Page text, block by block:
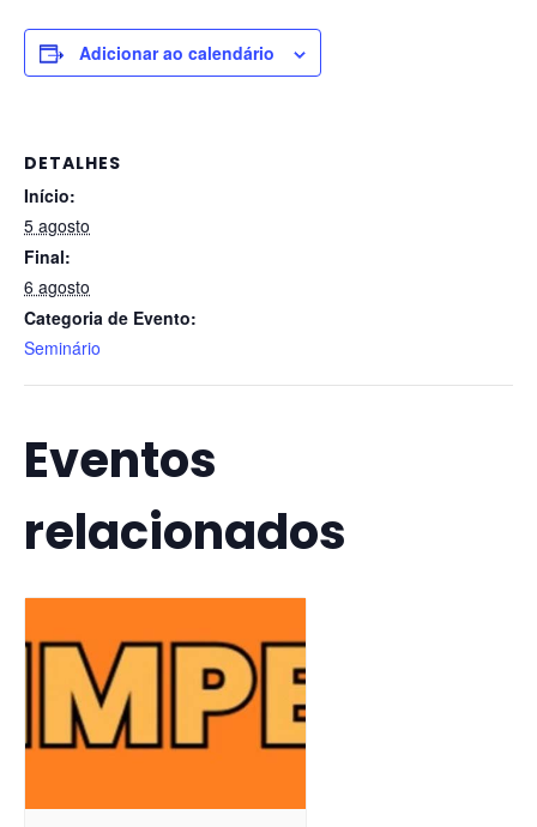
Adicionar ao calendário
DETALHES
Início:
5 agosto
Final:
6 agosto
Categoria de Evento:
Seminário
Eventos
relacionados